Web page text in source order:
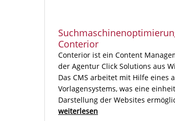
Conterior
Conterior ist ein Content
der Agentur Click Solutions aus
Das CMS arbeitet mit Hilfe eines
Vorlagensystems, was eine
Darstellung der Websites
weiterlesen